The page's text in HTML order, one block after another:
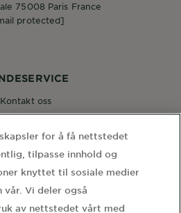
Kontakt oss
OSS
75008 Paris France
protected]
for å få nettstedet
tilpasse innhold og
knyttet til sosiale medier
vår. Vi deler også
av nettstedet vårt med